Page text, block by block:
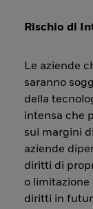
Rischio di
Le aziende
saranno
della
intensa che
sui margini
aziende
diritti di
o limitazione
diritti in